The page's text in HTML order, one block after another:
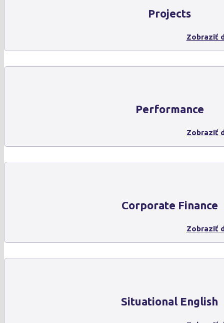
Projects
Zobraziť
Performance
Zobraziť
Corporate Finance
Zobraziť
Situational English